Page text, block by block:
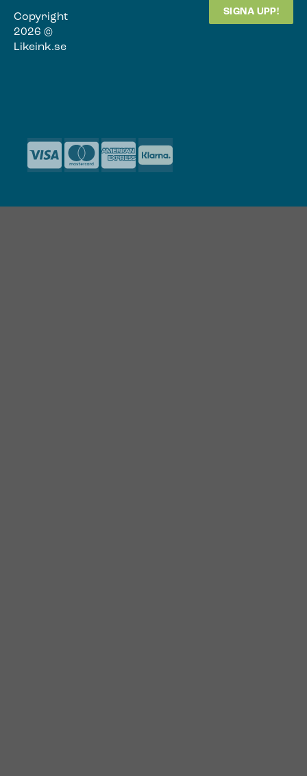
Copyright
2026 ©
Likeink.se